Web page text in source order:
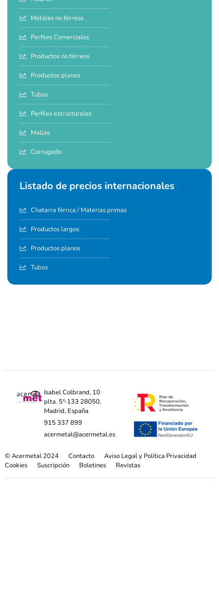
Metales no férreos
Perfiles Comerciales
Productos no férreos
Productos planos
Tubos
Perfiles estructurales
Mallas
Corrugado
Listado de precios internacionales
Chatarra férrica / Materias primas
Productos largos
Productos planos
Tubos
Isabel Colbrand, 10
plta. 5ª-133 28050,
Madrid, España
915 337 899
acermetal@acermetal.es
© Acermetal 2024 Contacto
Aviso Legal y Política Privacidad
Cookies
Suscripción Boletines Revistas